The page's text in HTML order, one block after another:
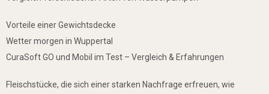
Vorteile einer Gewichtsdecke
Wetter morgen in Wuppertal
CuraSoft GO und Mobil im Test – Vergleich & Erfahrungen
Fleischstücke, die sich einer starken Nachfrage erfreuen, wie